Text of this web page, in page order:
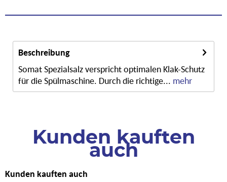
Beschreibung
Somat Spezialsalz verspricht optimalen Klak-Schutz
für die Spülmaschine. Durch die richtige... mehr
Kunden kauften
auch
Kunden kauften auch